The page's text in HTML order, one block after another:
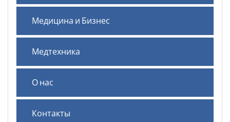
Медицина и Бизнес
Медтехника
О нас
Контакты